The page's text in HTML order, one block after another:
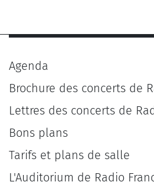
Agenda
Brochure des concerts de
Lettres des concerts de
Bons plans
Tarifs et plans de salle
L'Auditorium de Radio